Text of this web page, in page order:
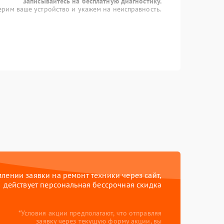
ваше устройство и укажем на неисправность.
заявки на ремонт техники через сайт,
действует персональная бессрочная скидка
*Условия акции предполагают, что отправляя
заявку через текущую форму акции, вы